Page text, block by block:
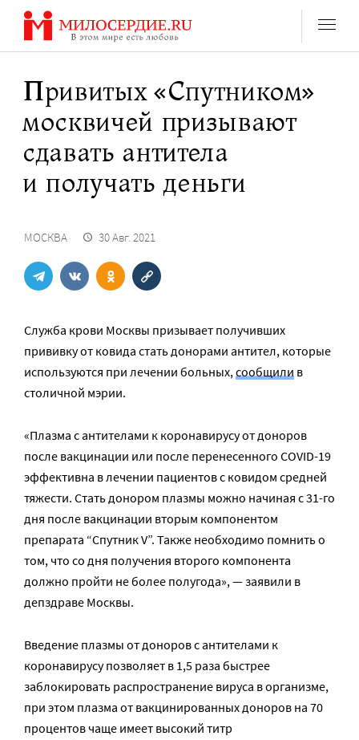
Перейти
содержанию
Привитых «Спутником»
москвичей призывают
сдавать антитела
и получать деньги
МОСКВА 30 Авг. 2021
Служба крови Москвы призывает получивших
прививку от ковида стать донорами антител, которые
используются при лечении больных,сообщили в
столичной мэрии.
«Плазма с антителами к коронавирусу от доноров
после вакцинации или после перенесенного COVID-19
эффективна в лечении пациентов с ковидом средней
тяжести. Стать донором плазмы можно начиная с 31-го
дня после вакцинации вторым компонентом
препарата “Спутник V”. Также необходимо помнить о
том, что со дня получения второго компонента
должно пройти не более полугода», — заявили в
депздраве Москвы.
Введение плазмы от доноров с антителами к
коронавирусу позволяет в 1,5 раза быстрее
заблокировать распространение вируса в организме,
при этом плазма от вакцинированных доноров на 70
процентов чаще имеет высокий титр